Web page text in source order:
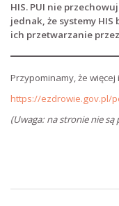
HIS. PUI nie
jednak, że systemy
ich przetwarzanie
Przypominamy, że
https://ezdrowie.gov.pl/
(Uwaga: na stronie nie